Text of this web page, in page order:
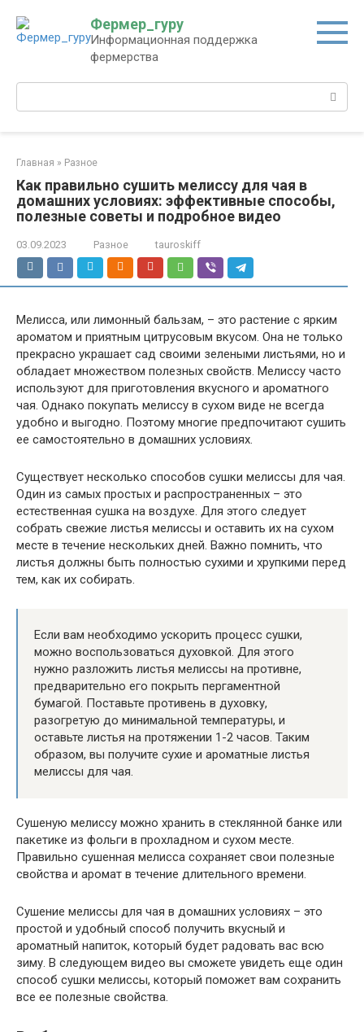
контенту
Фермер_гуру
Информационная поддержка
фермерства
Поиск:
Главная » Разное
Как правильно сушить мелиссу для чая в
домашних условиях: эффективные способы,
полезные советы и подробное видео
03.09.2023 Разное tauroskiff
Мелисса, или лимонный бальзам, – это растение с ярким
ароматом и приятным цитрусовым вкусом. Она не только
прекрасно украшает сад своими зелеными листьями, но и
обладает множеством полезных свойств. Мелиссу часто
используют для приготовления вкусного и ароматного
чая. Однако покупать мелиссу в сухом виде не всегда
удобно и выгодно. Поэтому многие предпочитают сушить
ее самостоятельно в домашних условиях.
Существует несколько способов сушки мелиссы для чая.
Один из самых простых и распространенных – это
естественная сушка на воздухе. Для этого следует
собрать свежие листья мелиссы и оставить их на сухом
месте в течение нескольких дней. Важно помнить, что
листья должны быть полностью сухими и хрупкими перед
тем, как их собирать.
Если вам необходимо ускорить процесс сушки,
можно воспользоваться духовкой. Для этого
нужно разложить листья мелиссы на противне,
предварительно его покрыть пергаментной
бумагой. Поставьте противень в духовку,
разогретую до минимальной температуры, и
оставьте листья на протяжении 1-2 часов. Таким
образом, вы получите сухие и ароматные листья
мелиссы для чая.
Сушеную мелиссу можно хранить в стеклянной банке или
пакетике из фольги в прохладном и сухом месте.
Правильно сушенная мелисса сохраняет свои полезные
свойства и аромат в течение длительного времени.
Сушение мелиссы для чая в домашних условиях – это
простой и удобный способ получить вкусный и
ароматный напиток, который будет радовать вас всю
зиму. В следующем видео вы сможете увидеть еще один
способ сушки мелиссы, который поможет вам сохранить
все ее полезные свойства.